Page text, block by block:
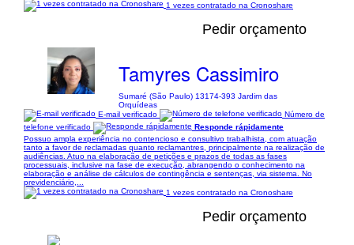
1 vezes contratado na Cronoshare
Pedir orçamento
Tamyres Cassimiro
Sumaré (São Paulo) 13174-393 Jardim das
Orquídeas
E-mail verificado
Número de
telefone verificado
Responde rápidamente
Possuo ampla experiência no contencioso e consultivo trabalhista, com atuação
tanto a favor de reclamadas quanto reclamantres, principalmente na realização de
audiências. Atuo na elaboração de petições e prazos de todas as fases
processuais, inclusive na fase de execução, abrangendo o conhecimento na
elaboração e análise de cálculos de contingência e sentenças, via sistema. No
previdenciário,...
1 vezes contratado na Cronoshare
Pedir orçamento